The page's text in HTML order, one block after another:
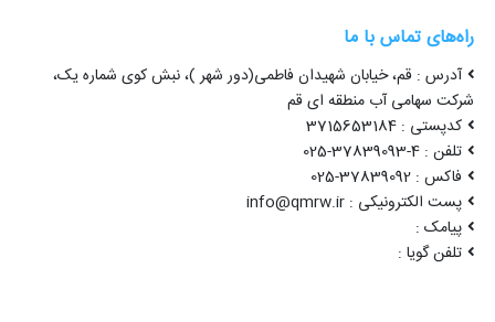
راه‌های تماس با ما
آدرس : قم، خیابان شهیدان فاطمی(دور شهر )، نبش کوی شماره یک،
شرکت سهامی آب منطقه ای قم
کدپستی : 3715653184
تلفن : 4-37839093-025
فاکس : 37839092-025
پست الکترونیکی : info@qmrw.ir
پیامک :
تلفن گویا :